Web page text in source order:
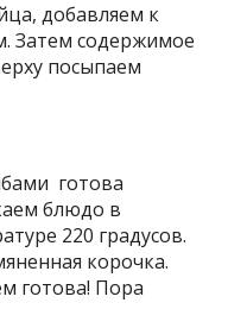
добавляем к
Затем содержимое
посыпаем
готова
блюдо в
220 градусов.
корочка.
готова! Пора